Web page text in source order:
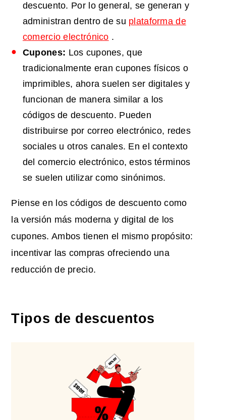
descuento. Por lo general, se generan y
administran dentro de su plataforma de
comercio electrónico .
Cupones: Los cupones, que
tradicionalmente eran cupones físicos o
imprimibles, ahora suelen ser digitales y
funcionan de manera similar a los
códigos de descuento. Pueden
distribuirse por correo electrónico, redes
sociales u otros canales. En el contexto
del comercio electrónico, estos términos
se suelen utilizar como sinónimos.
Piense en los códigos de descuento como
la versión más moderna y digital de los
cupones. Ambos tienen el mismo propósito:
incentivar las compras ofreciendo una
reducción de precio.
Tipos de descuentos